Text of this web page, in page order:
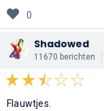
0
Shadowed
11670 berichten
Flauwtjes.